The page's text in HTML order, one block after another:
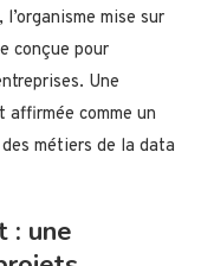
mise sur
conçue pour
Une
affirmée comme un
métiers de la data
: une